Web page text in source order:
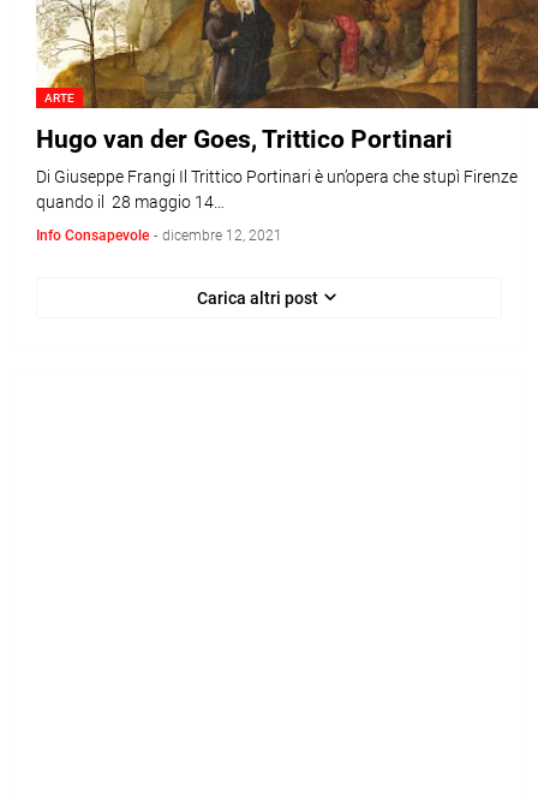
ARTE
Hugo van der Goes, Trittico Portinari
Di Giuseppe Frangi Il Trittico Portinari è un’opera che stupì Firenze
quando il 28 maggio 14…
Info Consapevole - dicembre 12, 2021
Carica altri post